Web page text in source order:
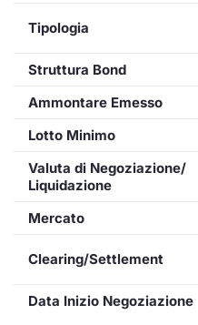
Tipologia
Struttura Bond
Ammontare Emesso
Lotto Minimo
Valuta di Negoziazione/
Liquidazione
Mercato
Clearing/Settlement
Data Inizio Negoziazione